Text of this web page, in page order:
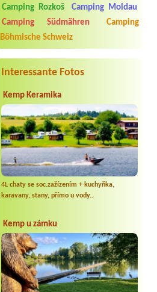
2 osoby, jedno vozidlo se střešním
stanem
Termin ab 2026-08-07 |
Nové Město
Camping Rozkoš
Camping Moldau
Camping Südmähren
Camping
Böhmische Schweiz
Interessante Fotos
Kemp Keramika
4L chaty se soc.zažízením + kuchyňka,
karavany, stany, přímo u vody..
Kemp u zámku